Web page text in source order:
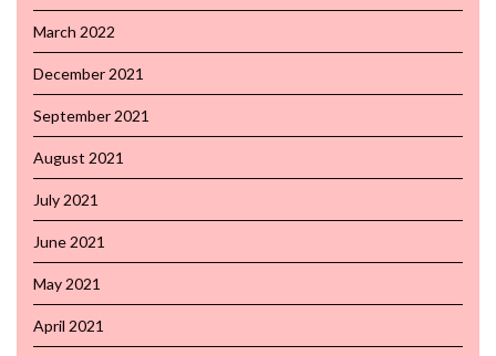
March 2022
December 2021
September 2021
August 2021
July 2021
June 2021
May 2021
April 2021